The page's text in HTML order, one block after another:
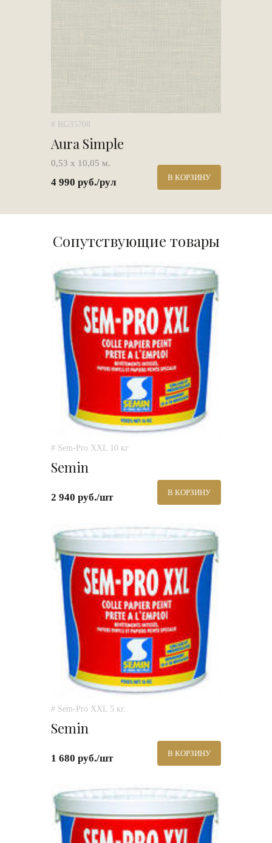
# RG35708
Aura Simple
0,53 х 10,05 м.
4 990 руб./рул В КОРЗИНУ
Сопутствующие товары
# Sem-Pro XXL 10 кг
Semin
2 940 руб./шт В КОРЗИНУ
# Sem-Pro XXL 5 кг.
Semin
1 680 руб./шт В КОРЗИНУ